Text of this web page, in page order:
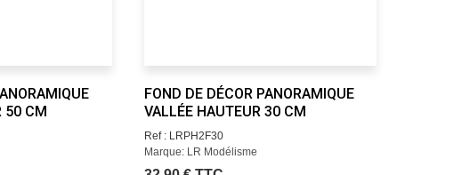
50 CM
FOND DE DÉCOR PANORAMIQUE
VALLÉE HAUTEUR 30 CM
Ref : LRPH2F30
Marque: LR Modélisme